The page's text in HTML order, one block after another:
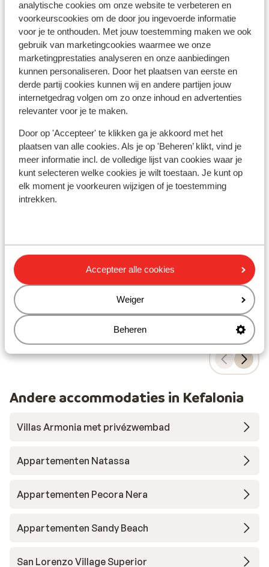
analytische cookies om onze website te verbeteren en
voorkeurscookies om de door jou ingevoerde informatie
voor je te onthouden. Met jouw toestemming maken we ook
gebruik van marketingcookies waarmee we onze
marketingprestaties analyseren en onze aanbiedingen
kunnen personaliseren. Door het plaatsen van eerste en
derde partij cookies kunnen wij en andere partijen jouw
internetgedrag volgen om zo onze inhoud en advertenties
relevanter voor je te maken.
Door op 'Accepteer' te klikken ga je akkoord met het
plaatsen van alle cookies. Als je op 'Beheren’ klikt, vind je
meer informatie incl. de volledige lijst van cookies waar je
kunt selecteren welke cookies je wilt toestaan. Je kunt op
elk moment je voorkeuren wijzigen of je toestemming
intrekken.
Accepteer alle cookies
Weiger
Beheren
9 Fantastisch
San Lorenzo Village Superior
Lassi Kefalonia Griekenland
Superieurkamers met fantastisch zeezicht
Vr 7 Mei - Wo 12 Mei
Logies ontbijt 2pers. € 639
Bekijk
Za
Andere accommodaties in Kefalonia
Villas Armonia met privézwembad
Appartementen Natassa
Appartementen Pecora Nera
Appartementen Sandy Beach
San Lorenzo Village Superior